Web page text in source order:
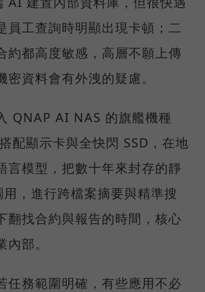
員工查詢時明顯出現卡頓；二
約都高度敏感，高層不願上傳
密資料會有外洩的疑慮。
QNAP AI NAS 的旗艦機種
配顯示卡與全快閃 SSD，在地
言模型，把數十年來封存的靜
，進行跨檔案摘要與精準搜
翻找合約與報告的時間，核心
部。
任務範圍明確，有些應用不必